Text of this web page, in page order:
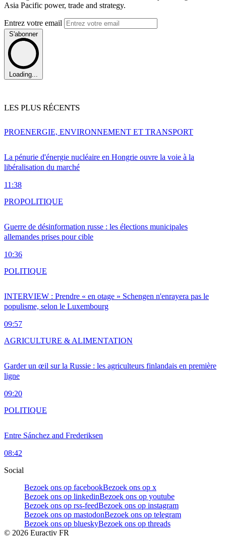
Asia Pacific power, trade and strategy.
Entrez votre email
S'abonner
Loading...
LES PLUS RÉCENTS
La pénurie d'énergie nucléaire en Hongrie ouvre la voie à la
libéralisation du marché
11:38
PROENERGIE, ENVIRONNEMENT ET TRANSPORT
Guerre de désinformation russe : les élections municipales
allemandes prises pour cible
10:36
PROPOLITIQUE
INTERVIEW : Prendre « en otage » Schengen n'enrayera pas le
populisme, selon le Luxembourg
09:57
POLITIQUE
Garder un œil sur la Russie : les agriculteurs finlandais en première
ligne
09:20
AGRICULTURE & ALIMENTATION
Entre Sánchez and Frederiksen
08:42
POLITIQUE
Social
Bezoek ons op facebookBezoek ons op x
Bezoek ons op linkedinBezoek ons op youtube
Bezoek ons op rss-feedBezoek ons op instagram
Bezoek ons op mastodonBezoek ons op telegram
Bezoek ons op blueskyBezoek ons op threads
© 2026 Euractiv FR